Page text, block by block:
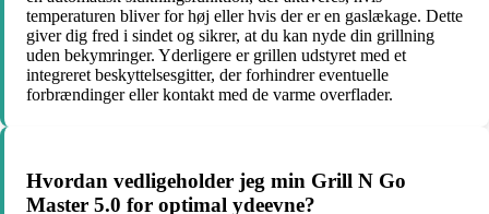
temperaturen bliver for høj eller hvis der er en gaslækage. Dette
giver dig fred i sindet og sikrer, at du kan nyde din grillning
uden bekymringer. Yderligere er grillen udstyret med et
integreret beskyttelsesgitter, der forhindrer eventuelle
forbrændinger eller kontakt med de varme overflader.
Hvordan vedligeholder jeg min Grill N Go
Master 5.0 for optimal ydeevne?